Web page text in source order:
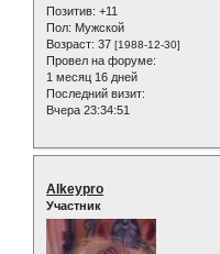
Позитив: +11
Пол: Мужской
Возраст: 37 [1988-12-30]
Провел на форуме:
1 месяц 16 дней
Последний визит:
Вчера 23:34:51
Alkeypro
Участник